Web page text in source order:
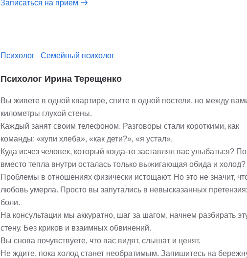
Записаться на прием
Психолог Семейный психолог
Психолог Ирина Терещенко
Вы живете в одной квартире, спите в одной постели, но между
километры глухой стены.
Каждый занят своим телефоном. Разговоры стали короткими, как
команды: «купи хлеба», «как дети?», «я устал».
Куда исчез человек, который когда-то заставлял вас улыбаться?
вместо тепла внутри осталась только выжигающая обида и холод?
Проблемы в отношениях физически истощают. Но это не значит,
любовь умерла. Просто вы запутались в невысказанных
боли.
На консультации мы аккуратно, шаг за шагом, начнем разбирать
стену. Без криков и взаимных обвинений.
Вы снова почувствуете, что вас видят, слышат и ценят.
Не ждите, пока холод станет необратимым. Запишитесь на